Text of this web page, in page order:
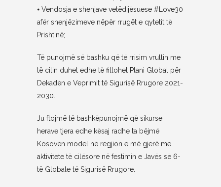
⦁ Vendosja e shenjave vetëdijësuese #Love30
afër shenjëzimeve nëpër rrugët e qytetit të
Prishtinë;
Të punojmë së bashku që të rrisim vrullin me
të cilin duhet edhe të fillohet Plani Global për
Dekadën e Veprimit të Sigurisë Rrugore 2021-
2030.
Ju ftojmë të bashkëpunojmë që sikurse
herave tjera edhe kësaj radhe ta bëjmë
Kosovën model në regjion e më gjerë me
aktivitete të cilësore në festimin e Javës së 6-
të Globale të Sigurisë Rrugore.